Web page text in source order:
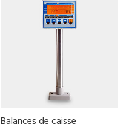
Balances de caisse